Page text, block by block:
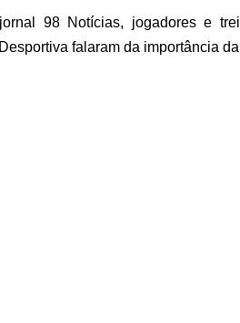
98 Notícias, jogadores e
falaram da importância